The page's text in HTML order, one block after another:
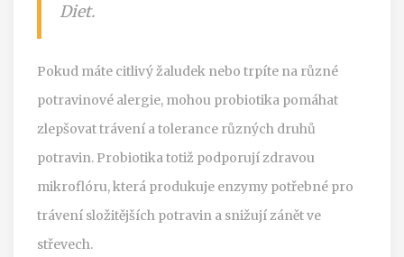
Diet.
Pokud máte citlivý žaludek nebo trpíte na různé
potravinové alergie, mohou probiotika pomáhat
zlepšovat trávení a tolerance různých druhů
potravin. Probiotika totiž podporují zdravou
mikroflóru, která produkuje enzymy potřebné pro
trávení složitějších potravin a snižují zánět ve
střevech.